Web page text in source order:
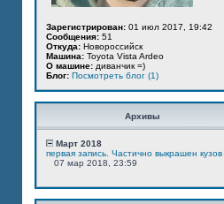
Зарегистрирован: 01 июл 2017, 19:42
Сообщения: 51
Откуда: Новороссийск
Машина: Toyota Vista Ardeo
О машине: диванчик =)
Блог: Посмотреть блог (1)
Архивы
Март 2018
первая запись. Частично выкрашен кузов
07 мар 2018, 23:59